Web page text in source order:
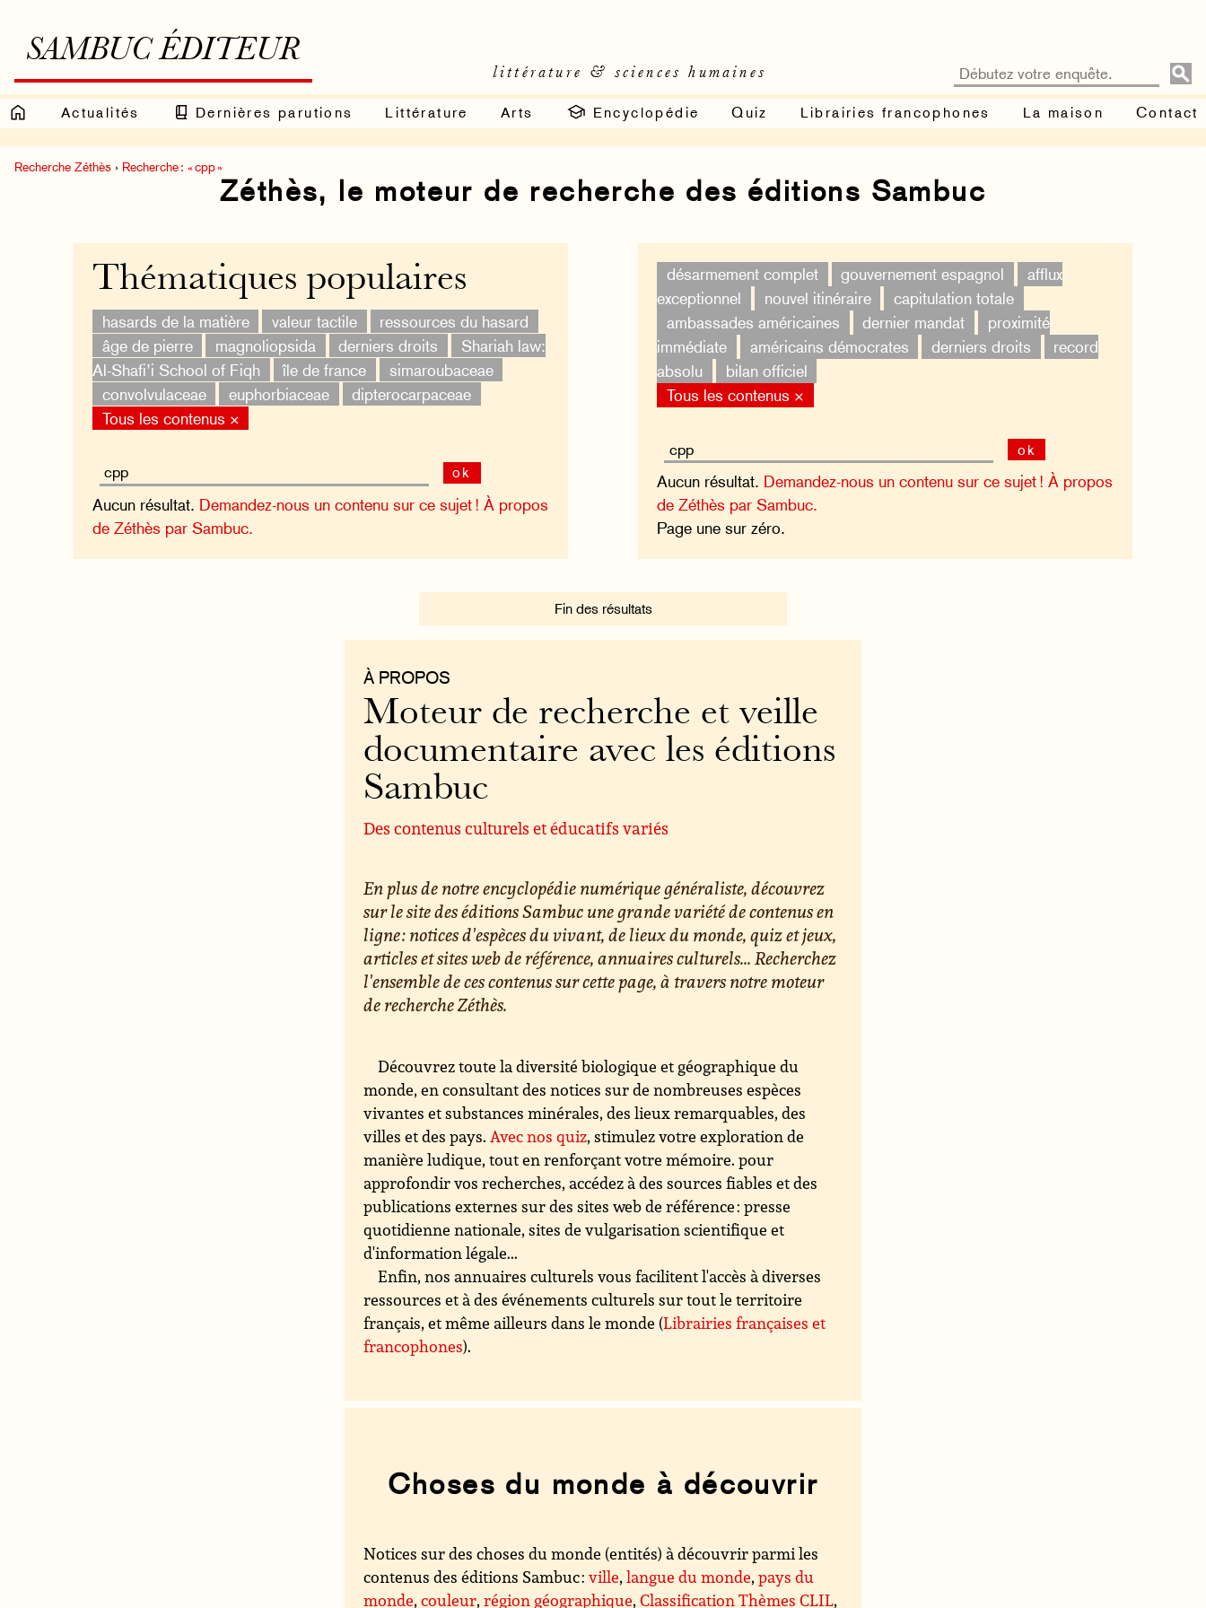
SAMBUC ÉDITEUR
littérature & sciences humaines
Actualités Dernières parutions Littérature Arts Encyclopédie Quiz Librairies francophones La maison Contact
Recherche Zéthès › Recherche : « cpp »
Zéthès, le moteur de recherche des éditions Sambuc
désarmement complet gouvernement espagnol
afflux
exceptionnel
nouvel itinéraire
capitulation totale
ambassades américaines
dernier mandat
proximité
immédiate
américains démocrates derniers droits
record
absolu
bilan officiel
Tous les contenus ×
ok
Aucun résultat. Demandez-nous un contenu sur ce sujet ! À propos
de Zéthès par Sambuc.
Page une sur zéro.
Thématiques populaires
hasards de la matière valeur tactile
ressources du hasard
âge de pierre
magnoliopsida derniers droits
Shariah law:
Al-Shafi’i School of Fiqh
île de france
simaroubaceae
convolvulaceae
euphorbiaceae
dipterocarpaceae
Tous les contenus ×
ok
Aucun résultat. Demandez-nous un contenu sur ce sujet ! À propos
de Zéthès par Sambuc.
Fin des résultats
À PROPOS
Moteur de recherche et veille
documentaire avec les éditions
Sambuc
Des contenus culturels et éducatifs variés
En plus de notre encyclopédie numérique généraliste, découvrez
sur le site des éditions Sambuc une grande variété de contenus en
ligne : notices d'espèces du vivant, de lieux du monde, quiz et jeux,
articles et sites web de référence, annuaires culturels... Recherchez
l'ensemble de ces contenus sur cette page, à travers notre moteur
de recherche Zéthès.
Découvrez toute la diversité biologique et géographique du
monde, en consultant des notices sur de nombreuses espèces
vivantes et substances minérales, des lieux remarquables, des
villes et des pays.Avec nos quiz, stimulez votre exploration de
manière ludique, tout en renforçant votre mémoire. pour
approfondir vos recherches, accédez à des sources fiables et des
publications externes sur des sites web de référence : presse
quotidienne nationale, sites de vulgarisation scientifique et
d'information légale...
Enfin, nos annuaires culturels vous facilitent l'accès à diverses
ressources et à des événements culturels sur tout le territoire
français, et même ailleurs dans le monde (Librairies françaises et
francophones).
Choses du monde à découvrir
Notices sur des choses du monde (entités) à découvrir parmi les
contenus des éditions Sambuc :ville,langue du monde,pays du
monde,couleur,région géographique,Classification Thèmes CLIL,